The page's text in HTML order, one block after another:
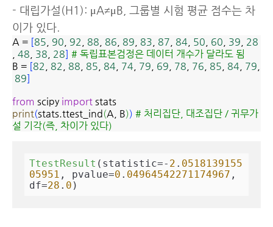
- 대립가설(H1): μA≠μB, 그룹별 시험 평균 점수는 차
이가 있다.
A = [85 90 92 88 86 89 83 87 84 50 60 39 28
48 38 28] # 독립표본검정은 데이터 개수가 달라도 됨
B = [82 82 88 85 84 74 79 69 78 76 85 84 79
89]
from scipy import stats
print(stats.ttest_ind(A, B)) # 처리집단, 대조집단 / 귀무가
설 기각(즉, 차이가 있다)
TtestResult (statistic=- 2 . 0518139155
05951 , pvalue=0 . 04964542271174967 ,
df=28 . 0 )